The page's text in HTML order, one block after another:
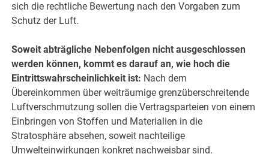
sich die rechtliche Bewertung nach den Vorgaben zum
Schutz der Luft.
Soweit abträgliche Nebenfolgen nicht ausgeschlossen
werden können, kommt es darauf an, wie hoch die
Eintrittswahrscheinlichkeit ist: Nach dem
Übereinkommen über weiträumige grenzüberschreitende
Luftverschmutzung sollen die Vertragsparteien von einem
Einbringen von Stoffen und Materialien in die
Stratosphäre absehen, soweit nachteilige
Umwelteinwirkungen konkret nachweisbar sind.